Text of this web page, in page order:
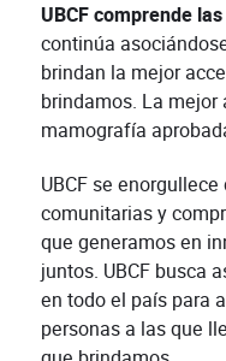
UBCF comprende
continúa
brindan la mejor
brindamos. La
mamografía
UBCF se
comunitarias y
que generamos en
juntos. UBCF busca
en todo el país para
personas a las que